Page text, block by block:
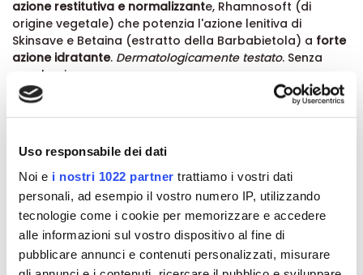
Uso responsabile dei dati
Noi e i nostri 1022 partner trattiamo i vostri dati
personali, ad esempio il vostro numero IP, utilizzando
tecnologie come i cookie per memorizzare e accedere
alle informazioni sul vostro dispositivo al fine di
pubblicare annunci e contenuti personalizzati, misurare
azione restitutiva e normalizzante, Rhamnosoft (di
origine vegetale) che potenzia l'azione lenitiva di
Skinsave e Betaina (estratto della Barbabietola) a forte
azione idratante. Dermatologicamente testato. Senza
parabeni.
Formato:
Tubo da 75 ml
Dettagli del prodotto
Recensioni